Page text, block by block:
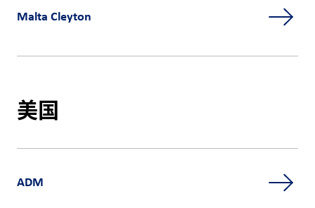
Malta Cleyton
美国
ADM